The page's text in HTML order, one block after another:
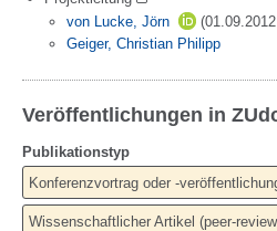
von Lucke, Jörn
Geiger, Christian Philipp
Veröffentlichungen in
Publikationstyp
Konferenzvortrag oder -
Wissenschaftlicher Artikel (peer-